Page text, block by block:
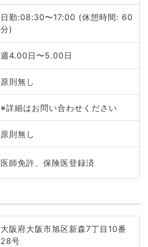
日勤:08:30〜17:00 (休憩時間: 60
分)
週4.00日〜5.00日
原則無し
※詳細はお問い合わせください
原則無し
医師免許、保険医登録済
大阪府大阪市旭区新森7丁目10番
28号